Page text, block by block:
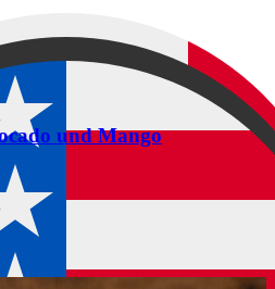
und Mango